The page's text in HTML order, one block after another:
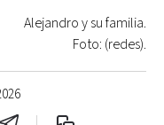
Alejandro y su familia.
Foto: (redes).